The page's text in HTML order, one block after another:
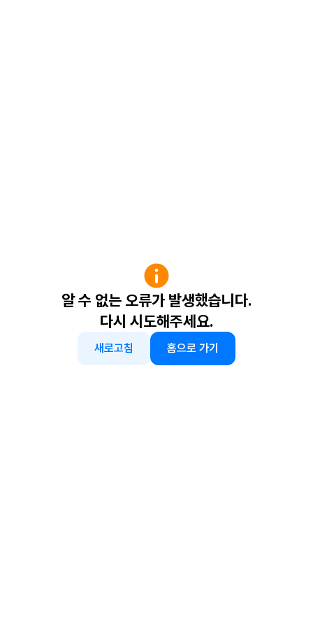
알 수 없는 오류가 발생했습니다.
다시 시도해주세요.
새로고침 홈으로 가기